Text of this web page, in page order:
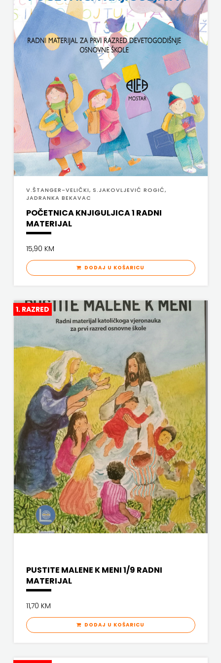
SV.ANTUNA
NAKLADA
ULIKS
KNJIŽNICA
HNŽ/K
NAŠA
DJECA
NAŠA
OGNJIŠTA
NOVOTEKS
ODEON
OMEGA
LAN
PLANET
ZOE
PLANETOPIJA
PLANJAX
KOMERC
POETIKA
POPULUS
PROFIL
PULS
RADIOTELEVIZIJA
HERCEG-
SALESIANA
SANDORF
Scriptura
UDRUGA GLUTEN FREE U HNŽ
V.B.Z.
VORTO PALABRA
ZNANJE
V.ŠTANGER-VELIČKI, S.JAKOVLJEVIĆ ROGIĆ,
JADRANKA BEKAVAC
POČETNICA KNJIGULJICA 1 RADNI
MATERIJAL
15,90 KM
DODAJ U KOŠARICU
1. RAZRED
PUSTITE MALENE K MENI 1/9 RADNI
MATERIJAL
11,70 KM
DODAJ U KOŠARICU